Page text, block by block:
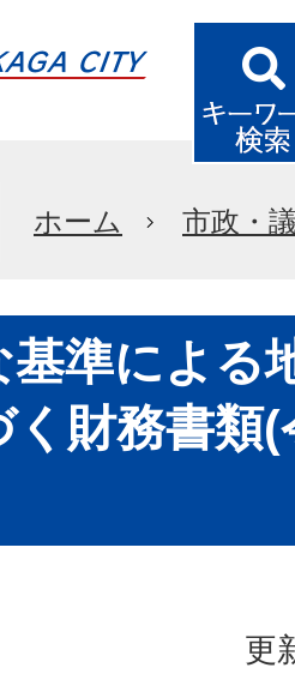
ホーム 市政・
基準による
く財務書類
更